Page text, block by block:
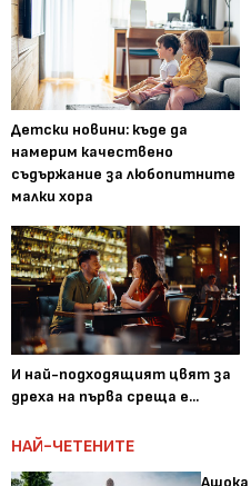
Детски новини: къде да
намерим качествено
съдържание за любопитните
малки хора
И най-подходящият цвят за
дреха на първа среща е...
НАЙ-ЧЕТЕНИТЕ